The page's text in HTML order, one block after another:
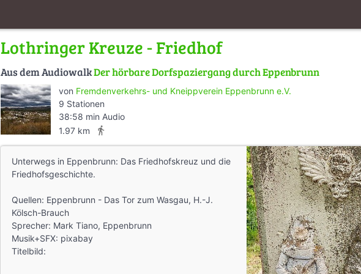
Lothringer Kreuze - Friedhof
Aus dem AudiowalkDer hörbare Dorfspaziergang durch Eppenbrunn
von Fremdenverkehrs- und Kneippverein Eppenbrunn e.V.
9 Stationen
38:58 min Audio
1.97 km
directions_walk
Unterwegs in Eppenbrunn: Das Friedhofskreuz und die
Friedhofsgeschichte.
Quellen: Eppenbrunn - Das Tor zum Wasgau, H.-J.
Kölsch-Brauch
Sprecher: Mark Tiano, Eppenbrunn
Musik+SFX: pixabay
Titelbild: